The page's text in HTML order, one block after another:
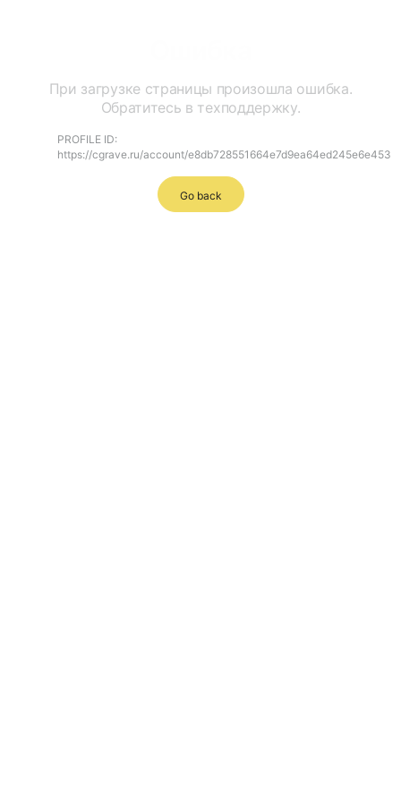
При загрузке страницы произошла ошибка.
Обратитесь в техподдержку.
PROFILE ID:
https://cgrave.ru/account/e8db728551664e7d9ea64ed245e6e453
Go back